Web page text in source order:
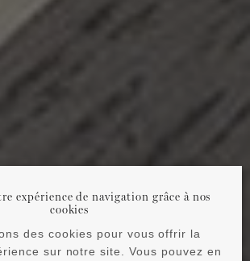
expérience de navigation grâce à nos
cookies
des cookies pour vous offrir la
sur notre site. Vous pouvez en